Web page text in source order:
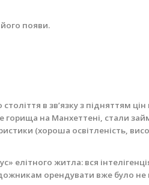
появи.
в зв’язку з підняттям
горища на Манхеттені, стали
(хороша освітленість,
житла: вся
орендувати вже було не